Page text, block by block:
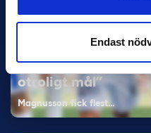
Endast
Han nätade
otroligt mål”
Magnusson fick flest…